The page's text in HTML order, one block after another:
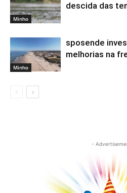
Minho
descida das
Minho
sposende
melhorias na
-